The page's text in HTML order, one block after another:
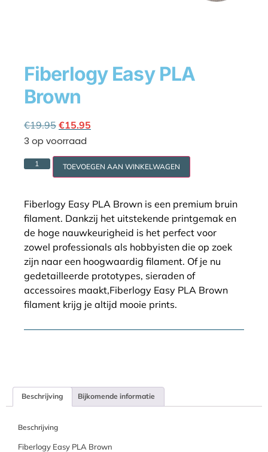
Fiberlogy Easy PLA
Brown
€19.95 €15.95
3 op voorraad
TOEVOEGEN AAN WINKELWAGEN
Fiberlogy Easy PLA Brown is een premium bruin
filament. Dankzij het uitstekende printgemak en
de hoge nauwkeurigheid is het perfect voor
zowel professionals als hobbyisten die op zoek
zijn naar een hoogwaardig filament. Of je nu
gedetailleerde prototypes, sieraden of
accessoires maakt,Fiberlogy Easy PLA Brown
filament krijg je altijd mooie prints.
Beschrijving Bijkomende informatie
Beschrijving
Fiberlogy Easy PLA Brown